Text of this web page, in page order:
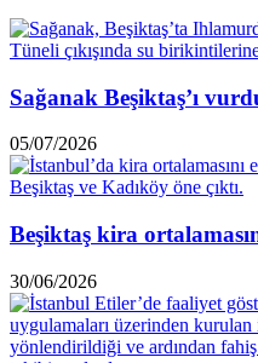
Sağanak Beşiktaş’ı
05/07/2026
Beşiktaş kira
30/06/2026